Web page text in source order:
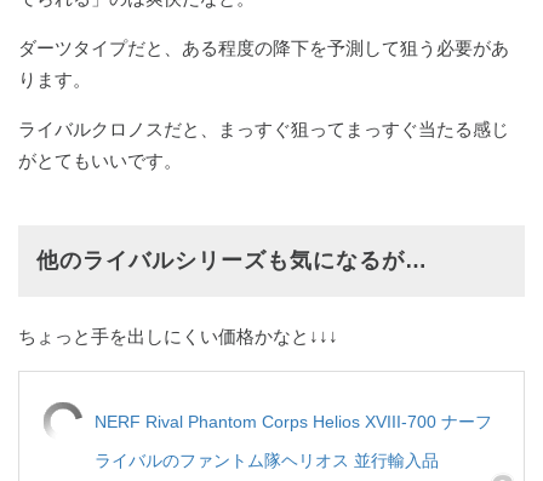
ダーツタイプだと、ある程度の降下を予測して狙う必要があ
ります。
ライバルクロノスだと、まっすぐ狙ってまっすぐ当たる感じ
がとてもいいです。
他のライバルシリーズも気になるが…
ちょっと手を出しにくい価格かなと↓↓↓
NERF Rival Phantom Corps Helios XVIII-700 ナーフ
ライバルのファントム隊ヘリオス 並行輸入品